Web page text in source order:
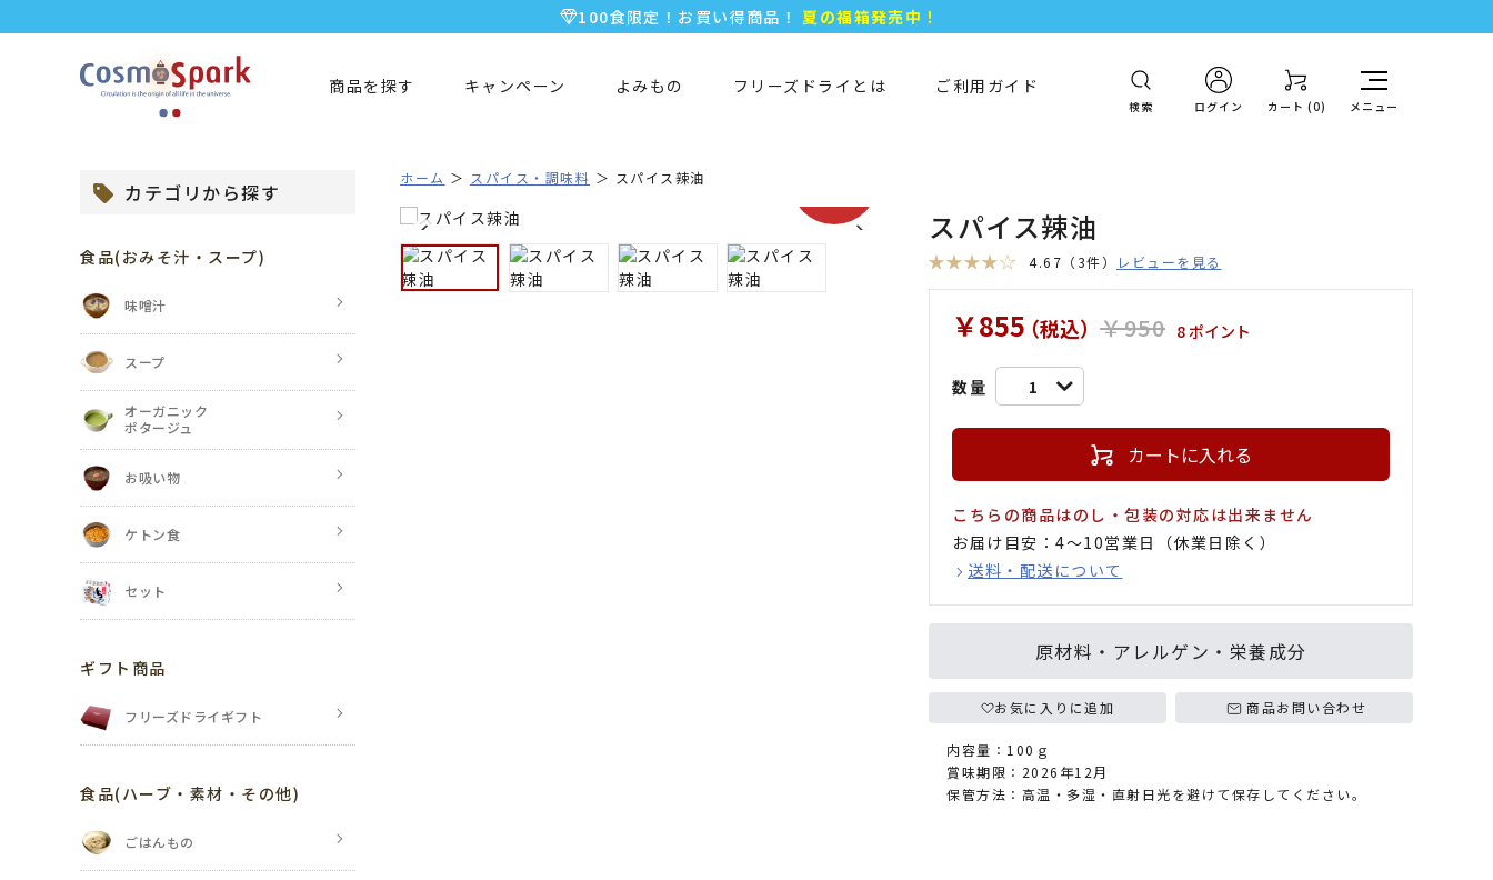
100食限定！お買い得商品！ 夏の福箱発売中！
新規会員登録で今すぐ使える 500ポイント プレゼント！
商品を探す キャンペーン よみもの フリーズドライとは ご利用ガイド
検索 ログイン カート (0) メニュー
ホーム スパイス・調味料 スパイス辣油
スパイス辣油
4.67 （3件） レビューを見る
￥855（税込） ￥950 8 ポイント
数量 1
カートに入れる
こちらの商品はのし・包装の対応は出来ません
お届け目安：4〜10営業日（休業日除く）
送料・配送について
原材料・アレルゲン・栄養成分
お気に入りに追加 商品お問い合わせ
内容量：100ｇ
賞味期限：2026年12月
保管方法：高温・多湿・直射日光を避けて保存してください。
カテゴリから探す
食品(おみそ汁・スープ)
味噌汁
スープ
オーガニック
ポタージュ
お吸い物
ケトン食
セット
ギフト商品
フリーズドライギフト
食品(ハーブ・素材・その他)
ごはんもの